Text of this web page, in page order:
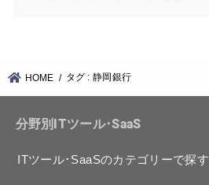
HOME タグ : 静岡銀行
分野別ITツール･SaaS
ITツール･SaaSのカテゴリーで探す